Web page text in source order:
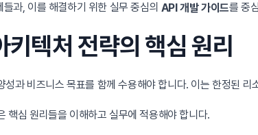
과, 이를 해결하기 위한 실무 중심의 API 개발 가이드를 중
텍처 전략의 핵심 원리
과 비즈니스 목표를 함께 수용해야 합니다. 이는 한정된
핵심 원리들을 이해하고 실무에 적용해야 합니다.